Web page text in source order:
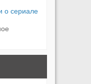
о сериале